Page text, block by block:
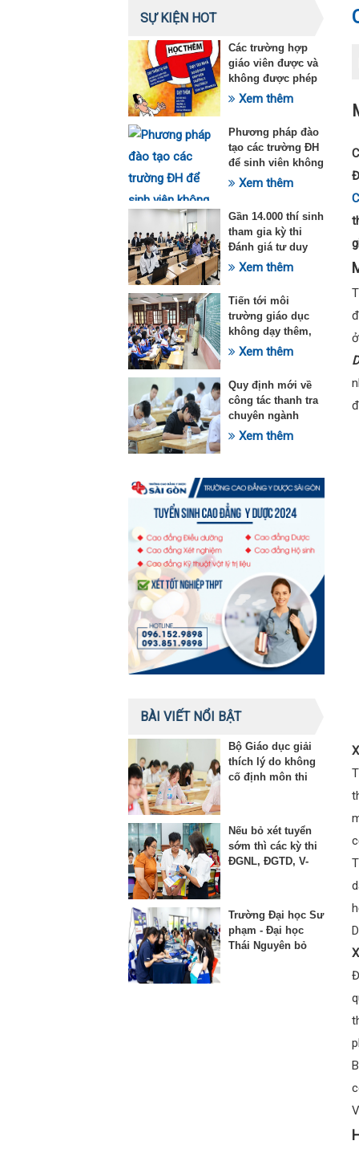
SỰ KIỆN HOT
Các trường hợp
giáo viên được và
không được phép
dạy thêm theo
Xem thêm
Phương pháp đào
tạo các trường ĐH
để sinh viên không
quá tải với ngành
Xem thêm
Gần 14.000 thí sinh
tham gia kỳ thi
Đánh giá tư duy
đợt 1 năm 2025
Xem thêm
Tiến tới môi
trường giáo dục
không dạy thêm,
học thêm
Xem thêm
Quy định mới về
công tác thanh tra
chuyên ngành
trong lĩnh vực giáo
Xem thêm
BÀI VIẾT NỔI BẬT
Bộ Giáo dục giải
thích lý do không
cố định môn thi
Nếu bỏ xét tuyển
sớm thì các kỳ thi
ĐGNL, ĐGTD, V-
Trường Đại học Sư
phạm - Đại học
Thái Nguyên bỏ